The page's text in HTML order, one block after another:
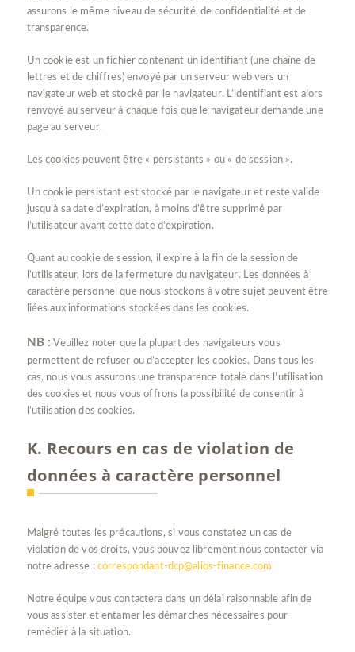
assurons le même niveau de sécurité, de confidentialité et de
transparence.
Un cookie est un fichier contenant un identifiant (une chaîne de
lettres et de chiffres) envoyé par un serveur web vers un
navigateur web et stocké par le navigateur. L’identifiant est alors
renvoyé au serveur à chaque fois que le navigateur demande une
page au serveur.
Les cookies peuvent être « persistants » ou « de session ».
Un cookie persistant est stocké par le navigateur et reste valide
jusqu’à sa date d’expiration, à moins d’être supprimé par
l’utilisateur avant cette date d’expiration.
Quant au cookie de session, il expire à la fin de la session de
l’utilisateur, lors de la fermeture du navigateur. Les données à
caractère personnel que nous stockons à votre sujet peuvent être
liées aux informations stockées dans les cookies.
NB : Veuillez noter que la plupart des navigateurs vous
permettent de refuser ou d’accepter les cookies. Dans tous les
cas, nous vous assurons une transparence totale dans l’utilisation
des cookies et nous vous offrons la possibilité de consentir à
l’utilisation des cookies.
K. Recours en cas de violation de
données à caractère personnel
Malgré toutes les précautions, si vous constatez un cas de
violation de vos droits, vous pouvez librement nous contacter via
notre adresse : correspondant-dcp@alios-finance.com
Notre équipe vous contactera dans un délai raisonnable afin de
vous assister et entamer les démarches nécessaires pour
remédier à la situation.